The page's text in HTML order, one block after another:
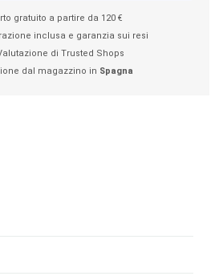
gratuito a partire da 120 €
inclusa e garanzia sui resi
di Trusted Shops
dal magazzino in Spagna